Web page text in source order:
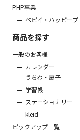
PHP事業
ペピイ・ハッピープ
商品を探す
一般のお客様
カレンダー
うちわ・扇子
学習帳
ステーショナリー
kleid
ピックアップ一覧